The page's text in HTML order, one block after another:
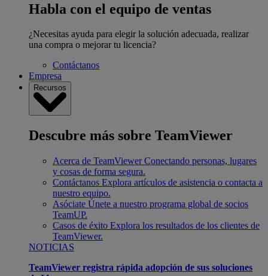
Habla con el equipo de ventas
¿Necesitas ayuda para elegir la solución adecuada, realizar
una compra o mejorar tu licencia?
Contáctanos
Empresa
Recursos
Descubre más sobre TeamViewer
Acerca de TeamViewer Conectando personas, lugares
y cosas de forma segura.
Contáctanos Explora artículos de asistencia o contacta a
nuestro equipo.
Asóciate Únete a nuestro programa global de socios
TeamUP.
Casos de éxito Explora los resultados de los clientes de
TeamViewer.
NOTICIAS
TeamViewer registra rápida adopción de sus soluciones